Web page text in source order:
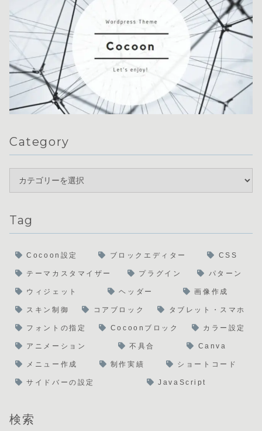
Category
Tag
Cocoon設定 ブロックエディター CSS
テーマカスタマイザー プラグイン パターン
ウィジェット ヘッダー 画像作成
スキン制御 コアブロック タブレット・スマホ
フォントの指定 Cocoonブロック カラー設定
アニメーション 不具合 Canva
メニュー作成 制作実績 ショートコード
サイドバーの設定 JavaScript
検索